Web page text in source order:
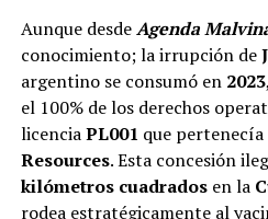
Aunque desdeAgenda
conocimiento; la irrupción de
argentino se consumó en 2023
el 100% de los derechos
licenciaPL001 que
Resources. Esta concesión
kilómetros cuadradosen la
rodea estratégicamente al